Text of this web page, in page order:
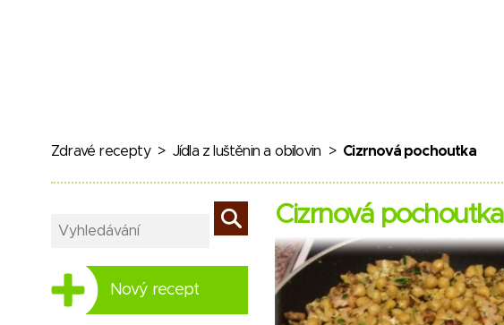
Zdravé recepty> Jídla z luštěnin a obilovin > Cizrnová pochoutka
Nový recept
Cizrnová pochoutka